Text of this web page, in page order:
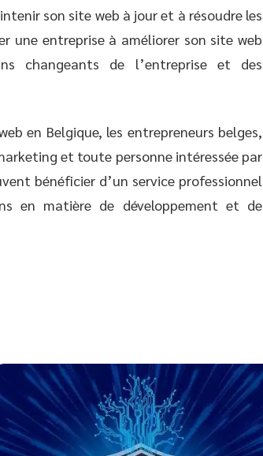
son site web à jour et à résoudre les
une entreprise à améliorer son site web
changeants de l’entreprise et des
en Belgique, les entrepreneurs belges,
et toute personne intéressée par
bénéficier d’un service professionnel
en matière de développement et de